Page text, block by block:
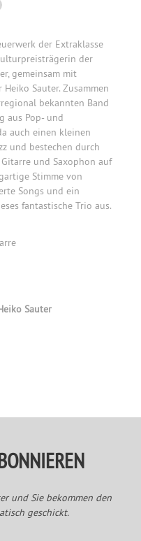
der Extraklasse
der
gemeinsam mit
Sauter. Zusammen
bekannten Band
aus Pop- und
auch einen kleinen
und bestechen durch
Gitarre und Saxophon auf
Stimme von
Songs und ein
fantastische Trio aus.
Sauter
und Sie bekommen den
geschickt.